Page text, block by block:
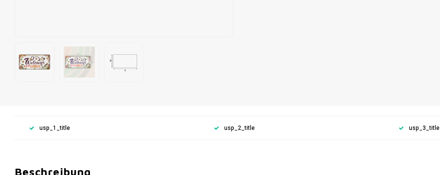
usp_1_title usp_2_title usp_3_title
Beschreibung